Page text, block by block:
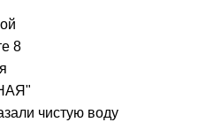
чистую воду